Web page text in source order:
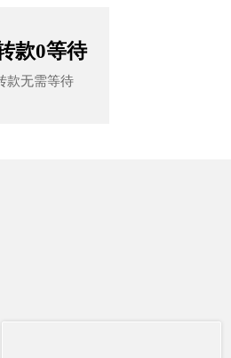
款0等待
款无需等待
款0等待
款无需等待